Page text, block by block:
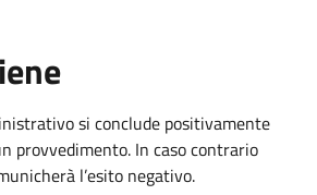
si conclude positivamente
provvedimento. In caso contrario
l’esito negativo.